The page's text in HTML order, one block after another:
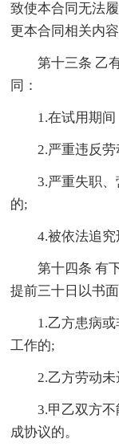
致使本合同无法
更本合同相关内容
第十三条 乙
同：
1.在试用期
2.严重违反
3.严重失职
的;
4.被依法追究
第十四条 有
提前三十日以书
1.乙方患病
工作的;
2.乙方劳动
3.甲乙双方
成协议的。